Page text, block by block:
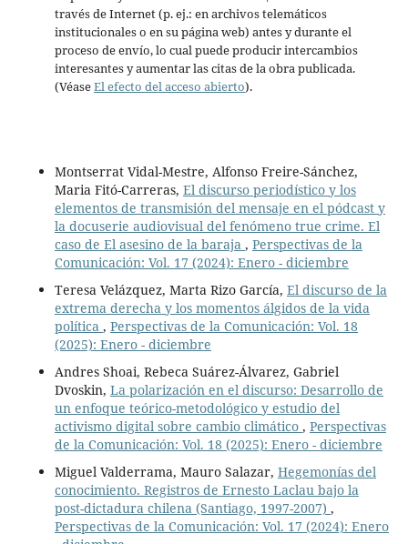
través de Internet (p. ej.: en archivos telemáticos
institucionales o en su página web) antes y durante el
proceso de envío, lo cual puede producir intercambios
interesantes y aumentar las citas de la obra publicada.
(VéaseEl efecto del acceso abierto).
Montserrat Vidal-Mestre, Alfonso Freire-Sánchez,
Maria Fitó-Carreras, El discurso periodístico y los
elementos de transmisión del mensaje en el pódcast y
la docuserie audiovisual del fenómeno true crime. El
caso de El asesino de la baraja , Perspectivas de la
Comunicación: Vol. 17 (2024): Enero - diciembre
Teresa Velázquez, Marta Rizo García, El discurso de la
extrema derecha y los momentos álgidos de la vida
política , Perspectivas de la Comunicación: Vol. 18
(2025): Enero - diciembre
Andres Shoai, Rebeca Suárez-Álvarez, Gabriel
Dvoskin, La polarización en el discurso: Desarrollo de
un enfoque teórico-metodológico y estudio del
activismo digital sobre cambio climático , Perspectivas
de la Comunicación: Vol. 18 (2025): Enero - diciembre
Miguel Valderrama, Mauro Salazar, Hegemonías del
conocimiento. Registros de Ernesto Laclau bajo la
post-dictadura chilena (Santiago, 1997-2007) ,
Perspectivas de la Comunicación: Vol. 17 (2024): Enero